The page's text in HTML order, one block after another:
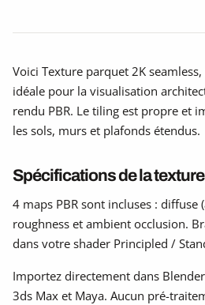
Voici Texture parquet 2K
idéale pour la visualisation
rendu PBR. Le tiling est propre et
les sols, murs et plafonds étendus.
Spécifications de la texture
4 maps PBR sont incluses : diffuse
roughness et ambient occlusion.
dans votre shader Principled /
Importez directement dans
3ds Max et Maya. Aucun pré-